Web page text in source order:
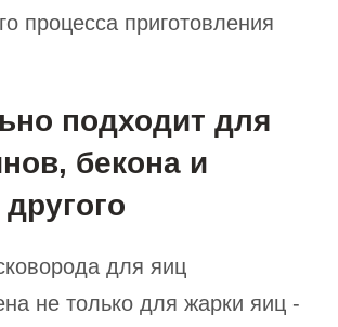
процесса приготовления
подходит для
бекона и
для яиц
не только для жарки яиц -